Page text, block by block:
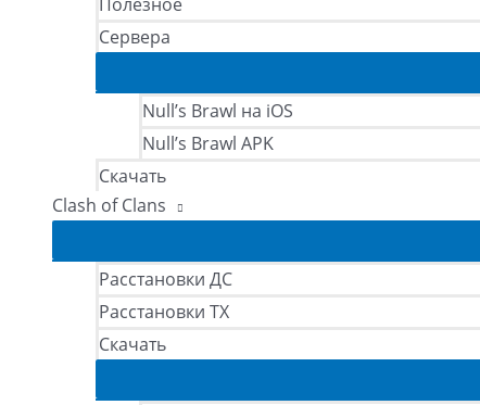
Сервера
Null’s Brawl на iOS
Null’s Brawl APK
Скачать
Clash of Clans
Расстановки ДС
Расстановки ТХ
Скачать